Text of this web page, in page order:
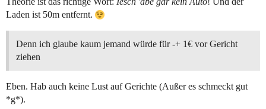
Laden ist 50m entfernt.
Denn ich glaube kaum jemand würde für -+ 1€ vor Gericht
ziehen
Eben. Hab auch keine Lust auf Gerichte (Außer es schmeckt gut
*g*).